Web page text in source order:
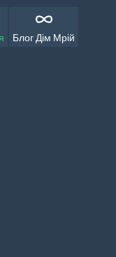
Блог Дім Мрій